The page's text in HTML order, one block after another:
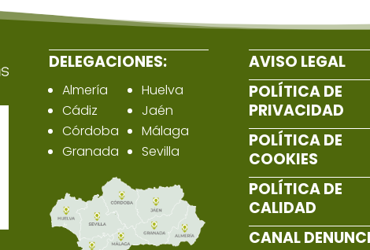
DELEGACIONES:
Almería
Cádiz
Córdoba
Granada
Huelva
Jaén
Málaga
Sevilla
AVISO LEGAL
POLÍTICA DE
PRIVACIDAD
POLÍTICA DE
COOKIES
POLÍTICA DE
CALIDAD
CANAL